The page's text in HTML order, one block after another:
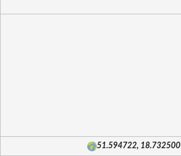
51.594722, 18.732500